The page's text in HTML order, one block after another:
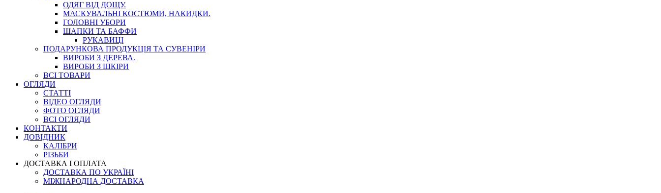
ОДЯГ ВІД ДОЩУ.
МАСКУВАЛЬНІ КОСТЮМИ, НАКИДКИ.
ГОЛОВНІ УБОРИ
ШАПКИ ТА БАФФИ
РУКАВИЦІ
ПОДАРУНКОВА ПРОДУКЦІЯ ТА СУВЕНІРИ
ВИРОБИ З ДЕРЕВА.
ВИРОБИ З ШКІРИ
ВСІ ТОВАРИ
ОГЛЯДИ
СТАТТІ
ВІДЕО ОГЛЯДИ
ФОТО ОГЛЯДИ
ВСІ ОГЛЯДИ
КОНТАКТИ
ДОВІДНИК
КАЛІБРИ
РІЗЬБИ
ДОСТАВКА І ОПЛАТА
ДОСТАВКА ПО УКРАЇНІ
МІЖНАРОДНА ДОСТАВКА